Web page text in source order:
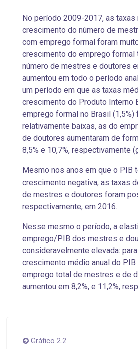
No período 2009-2017, as
crescimento do número de
com emprego formal foram
crescimento do emprego formal
número de mestres e doutores
aumentou em todo o período
um período em que as taxas
crescimento do Produto Interno
emprego formal no Brasil (1,5%)
relativamente baixas, as do
de doutores aumentaram de
8,5% e 10,7%, respectivamente
Mesmo nos anos em que o PIB
crescimento negativa, as taxas
de mestres e doutores foram
respectivamente, em 2016.
Nesse mesmo o período, a
emprego/PIB dos mestres e
consideravelmente elevada:
crescimento médio anual do PIB
emprego total de mestres e de
aumentou em 8,2%, e 11,2%,
Gráfico 2.2